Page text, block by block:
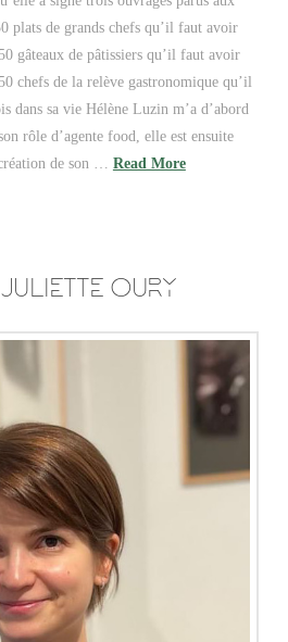
plats de grands chefs qu’il faut avoir
gâteaux de pâtissiers qu’il faut avoir
chefs de la relève gastronomique qu’il
dans sa vie Hélène Luzin m’a d’abord
rôle d’agente food, elle est ensuite
de son … Read More
OURY